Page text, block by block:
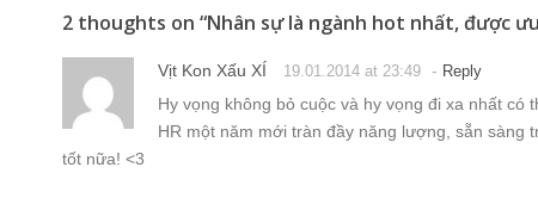
2 thoughts on “Nhân sự là ngành hot nhất, được
Vịt Kon Xấu XÍ 19.01.2014 at 23:49 - Reply
Hy vọng không bỏ cuộc và hy vọng đi xa nhất có
HR một năm mới tràn đầy năng lượng, sẵn sàng
tốt nữa! <3